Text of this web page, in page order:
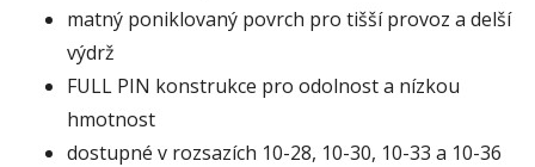
matný poniklovaný povrch pro tišší provoz a delší
výdrž
FULL PIN konstrukce pro odolnost a nízkou
hmotnost
dostupné v rozsazích 10-28, 10-30, 10-33 a 10-36